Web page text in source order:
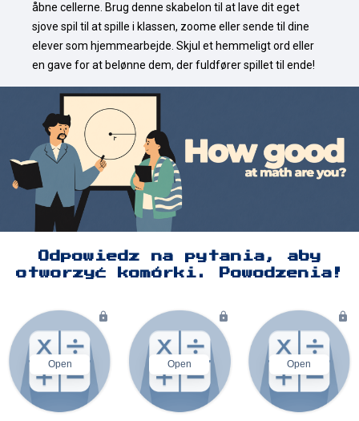
åbne cellerne. Brug denne skabelon til at lave dit eget
sjove spil til at spille i klassen, zoome eller sende til dine
elever som hjemmearbejde. Skjul et hemmeligt ord eller
en gave for at belønne dem, der fuldfører spillet til ende!